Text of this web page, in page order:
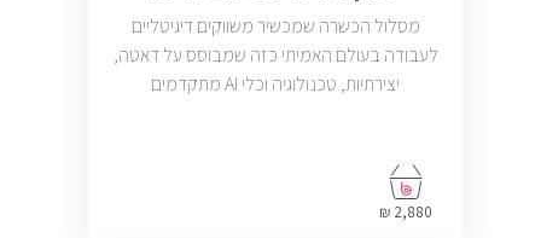
מסלול הכשרה שמכשיר משווקים דיגיטליים
לעבודה בעולם האמיתי כזה שמבוסס על דאטה,
יצירתיות, טכנולוגיה וכלי AI מתקדמים
2,880 ₪